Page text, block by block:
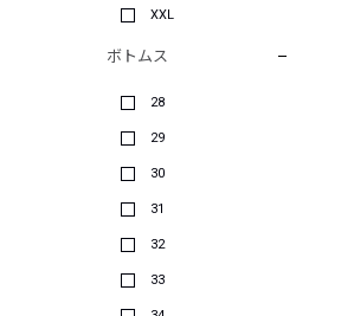
XXL
ボトムス
28
29
30
31
32
33